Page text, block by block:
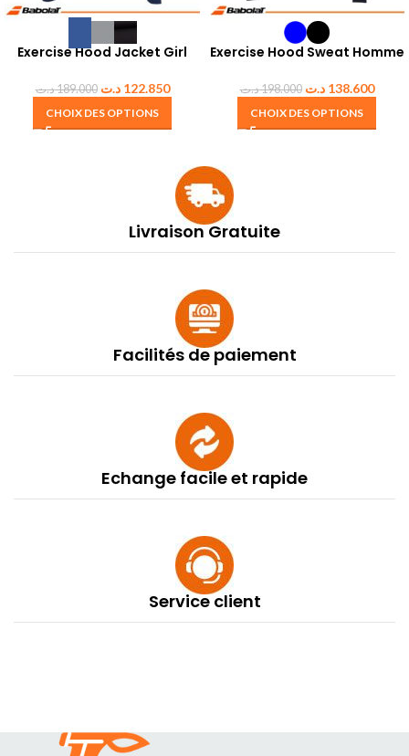
Exercise Hood Jacket Girl
189.000د.ت 122.850 د.ت
CHOIX DES OPTIONS
Exercise Hood Sweat Homme
198.000د.ت 138.600 د.ت
CHOIX DES OPTIONS
Livraison Gratuite
Facilités de paiement
Echange facile et rapide
Service client